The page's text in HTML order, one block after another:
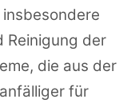
Reinigung der
die aus der
für